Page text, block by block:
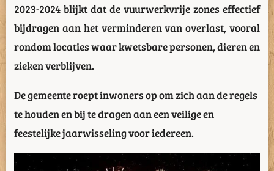
2023-2024 blijkt dat de vuurwerkvrije zones effectief
bijdragen aan het verminderen van overlast, vooral
rondom locaties waar kwetsbare personen, dieren en
zieken verblijven.
De gemeente roept inwoners op om zich aan de regels
te houden en bij te dragen aan een veilige en
feestelijke jaarwisseling voor iedereen.